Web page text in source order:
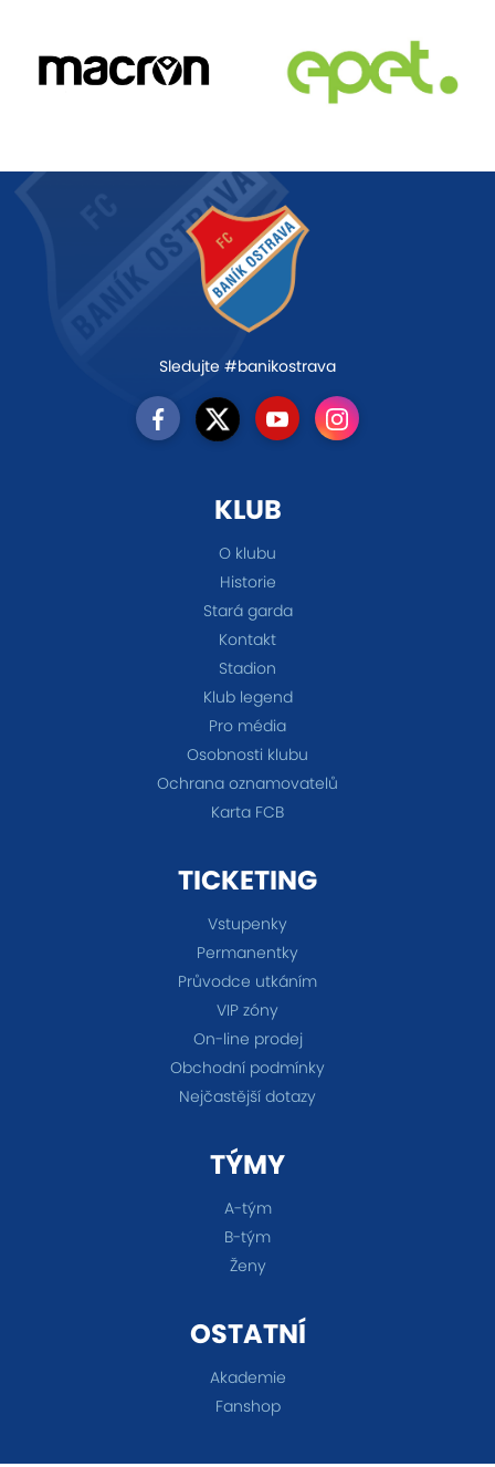
Sledujte #banikostrava
KLUB
O klubu
Historie
Stará garda
Kontakt
Stadion
Klub legend
Pro média
Osobnosti klubu
Ochrana oznamovatelů
Karta FCB
TICKETING
Vstupenky
Permanentky
Průvodce utkáním
VIP zóny
On-line prodej
Obchodní podmínky
Nejčastější dotazy
TÝMY
A-tým
B-tým
Ženy
OSTATNÍ
Akademie
Fanshop